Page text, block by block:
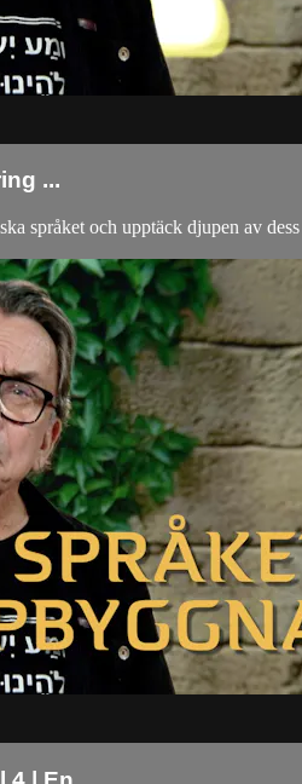
...
språket och upptäck djupen av